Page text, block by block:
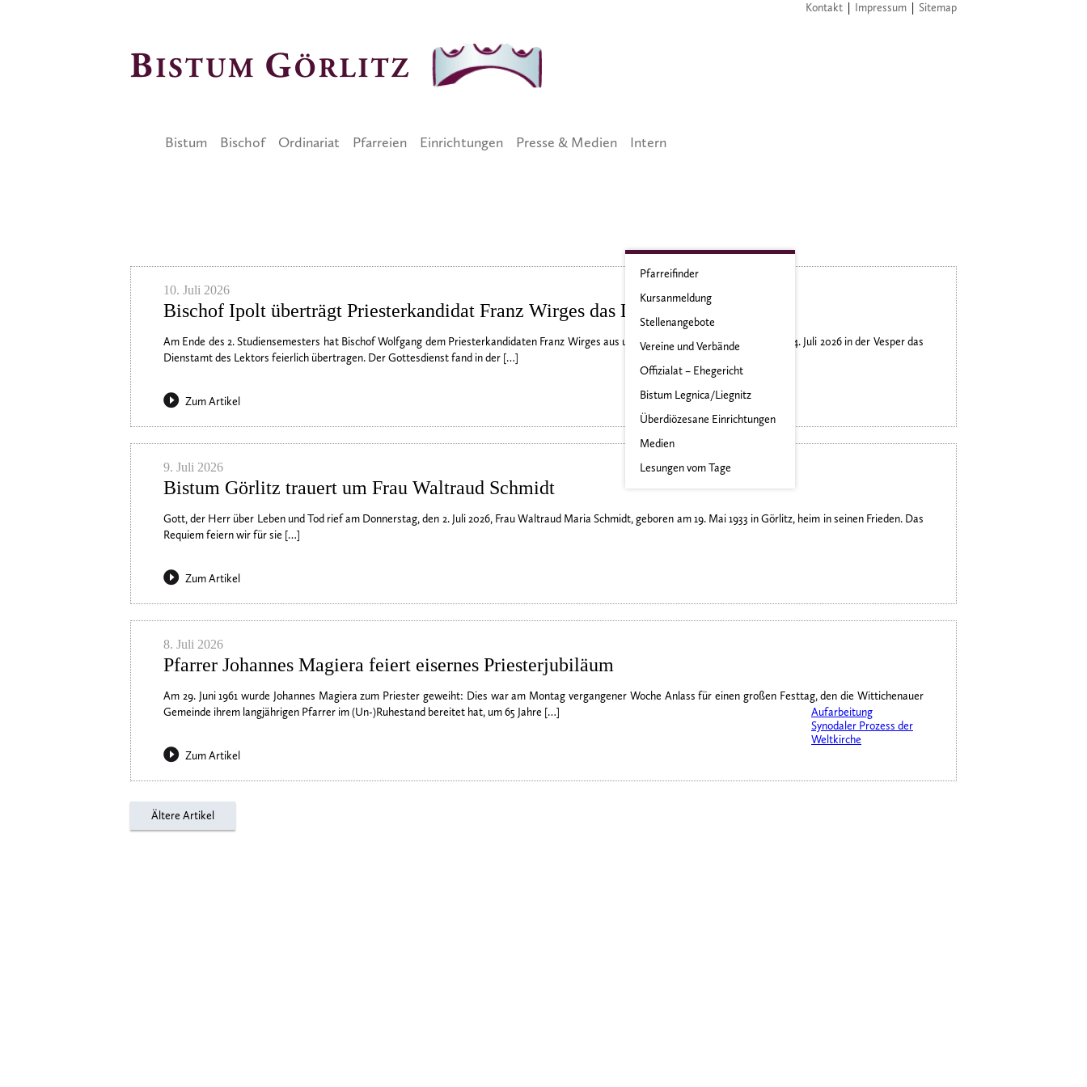
Kontakt Impressum Sitemap
Bistum Bischof Ordinariat Pfarreien Einrichtungen Presse & Medien Intern
Pfarreifinder
Kursanmeldung
Stellenangebote
Vereine und Verbände
Offizialat – Ehegericht
Bistum Legnica/Liegnitz
Überdiözesane Einrichtungen
Medien
Lesungen vom Tage
Aufarbeitung
Synodaler Prozess der
Weltkirche
10. Juli 2026
Bischof Ipolt überträgt Priesterkandidat Franz Wirges das Lektorat
Am Ende des 2. Studiensemesters hat Bischof Wolfgang dem Priesterkandidaten Franz Wirges aus unserem Bistum am Samstag, dem 04. Juli 2026 in der Vesper das
Dienstamt des Lektors feierlich übertragen. Der Gottesdienst fand in der […]
Zum Artikel
9. Juli 2026
Bistum Görlitz trauert um Frau Waltraud Schmidt
Gott, der Herr über Leben und Tod rief am Donnerstag, den 2. Juli 2026, Frau Waltraud Maria Schmidt, geboren am 19. Mai 1933 in Görlitz, heim in seinen Frieden. Das
Requiem feiern wir für sie […]
Zum Artikel
8. Juli 2026
Pfarrer Johannes Magiera feiert eisernes Priesterjubiläum
Am 29. Juni 1961 wurde Johannes Magiera zum Priester geweiht: Dies war am Montag vergangener Woche Anlass für einen großen Festtag, den die Wittichenauer
Gemeinde ihrem langjährigen Pfarrer im (Un-)Ruhestand bereitet hat, um 65 Jahre […]
Zum Artikel
Ältere Artikel